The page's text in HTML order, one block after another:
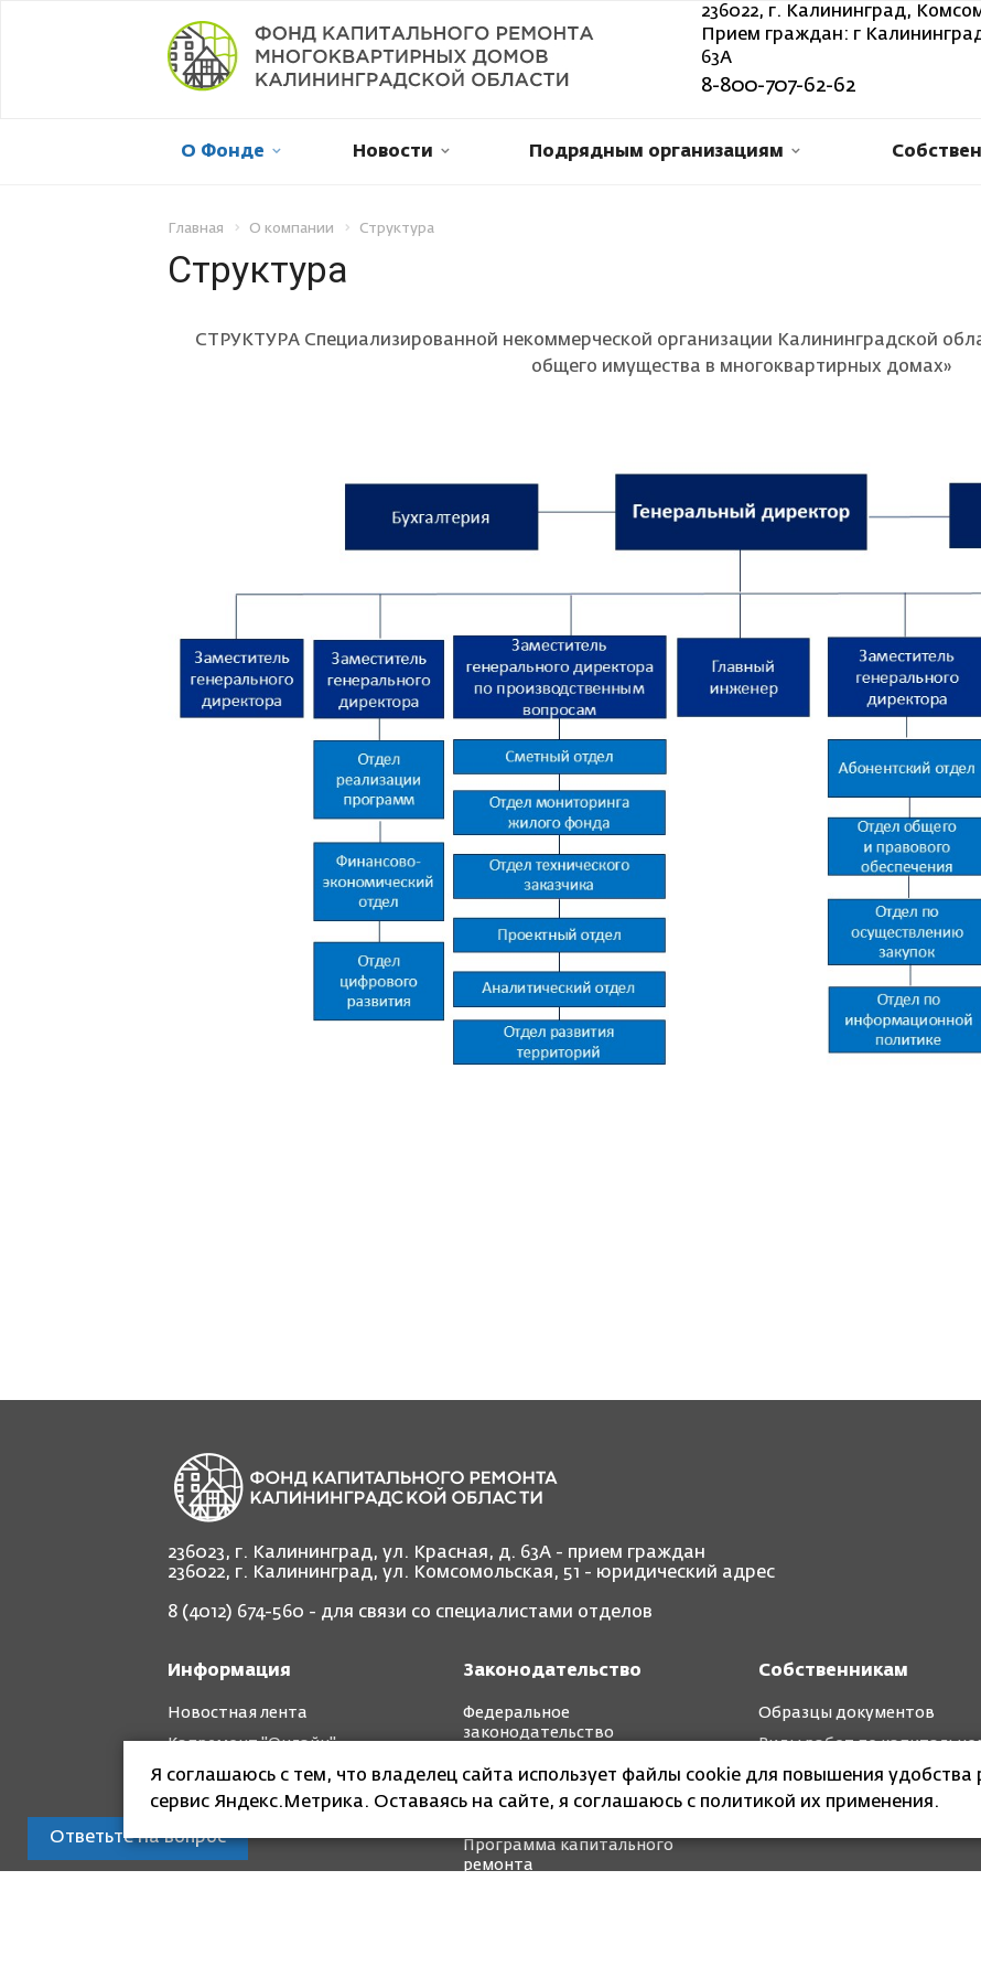
236022, г. Калининград,
Прием граждан: г
63А
8-800-707-62-62
О Фонде Новости Подрядным организациям
Ответьте на вопрос
Главная О компании Структура
Структура
СТРУКТУРА Специализированной некоммерческой организации Калининградской
общего имущества в многоквартирных домах»
236023, г. Калининград, ул. Красная, д. 63А - прием граждан
236022, г. Калининград, ул. Комсомольская, 51 - юридический адрес
8 (4012) 674-560 - для связи со специалистами отделов
Информация
Новостная лента
Капремонт "Онлайн"
Фотоотчет "до" и "после"
Законодательство
Федеральное
законодательство
Региональное
законодательство
Программа капитального
ремонта
Собственникам
Образцы документов
Виды работ по
Я соглашаюсь с тем, что владелец сайта использует файлы cookie для повышения удобства
сервис Яндекс.Метрика. Оставаясь на сайте, я соглашаюсь с политикой их применения.